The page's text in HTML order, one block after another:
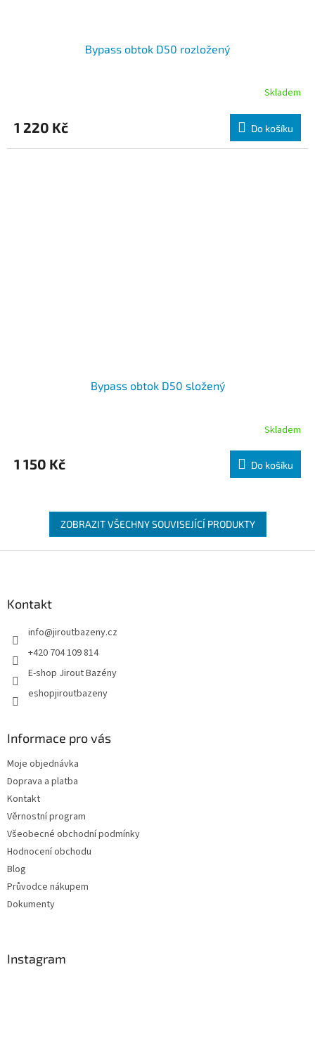
Bypass obtok D50 rozložený
Skladem
1 220 Kč Do košíku
Bypass obtok D50 složený
Skladem
1 150 Kč Do košíku
ZOBRAZIT VŠECHNY SOUVISEJÍCÍ PRODUKTY
Kontakt
info@jiroutbazeny.cz
+420 704 109 814
E-shop Jirout Bazény
eshopjiroutbazeny
Informace pro vás
Moje objednávka
Doprava a platba
Kontakt
Věrnostní program
Všeobecné obchodní podmínky
Hodnocení obchodu
Blog
Průvodce nákupem
Dokumenty
Instagram